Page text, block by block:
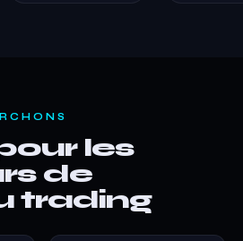
les
de
trading